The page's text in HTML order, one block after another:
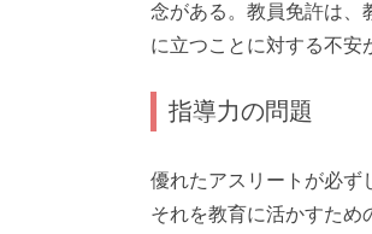
念がある。教員免許は、
に立つことに対する不安
指導力の問題
優れたアスリートが必ず
それを教育に活かすため